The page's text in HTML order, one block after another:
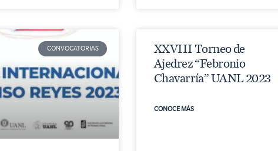
CONVOCATORIAS
XXVIII Torneo de
Ajedrez “Febronio
Chavarría” UANL 2023
CONOCE MÁS